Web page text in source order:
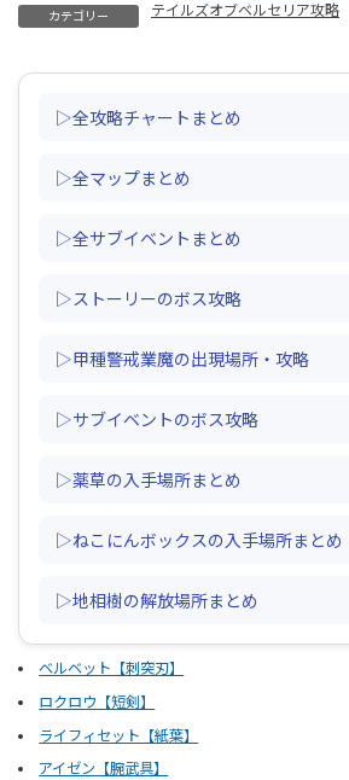
カテゴリー テイルズオブベルセリア攻略
▷全攻略チャートまとめ
▷全マップまとめ
▷全サブイベントまとめ
▷ストーリーのボス攻略
▷甲種警戒業魔の出現場所・攻略
▷サブイベントのボス攻略
▷薬草の入手場所まとめ
▷ねこにんボックスの入手場所まとめ
▷地相樹の解放場所まとめ
ベルベット【刺突刃】
ロクロウ【短剣】
ライフィセット【紙葉】
アイゼン【腕武具】
30-1 | 入手できるアイテム
30-4 | 出現するボス・強敵の倒し方
30-6 | 発生するチャット
31-1 | 発生するサブイベント
32 | タイタニア（聖寮襲撃時以降）のマップ
32-2 | 発生するチャット
33-2 | 発生するチャット
34-1 | 入手できるアイテム
34-3 | ねこにんボックスの場所
34-5 | 発生するチャット
35 | 西ラバン洞穴のマップ情報
35-1 | 入手できるアイテム